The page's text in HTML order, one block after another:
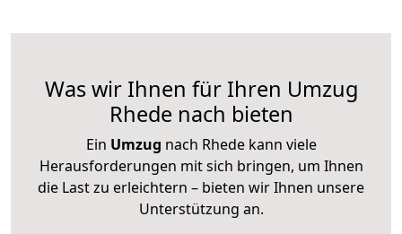
Was wir Ihnen für Ihren Umzug
Rhede nach bieten
Ein Umzug nach Rhede kann viele
Herausforderungen mit sich bringen, um Ihnen
die Last zu erleichtern – bieten wir Ihnen unsere
Unterstützung an.